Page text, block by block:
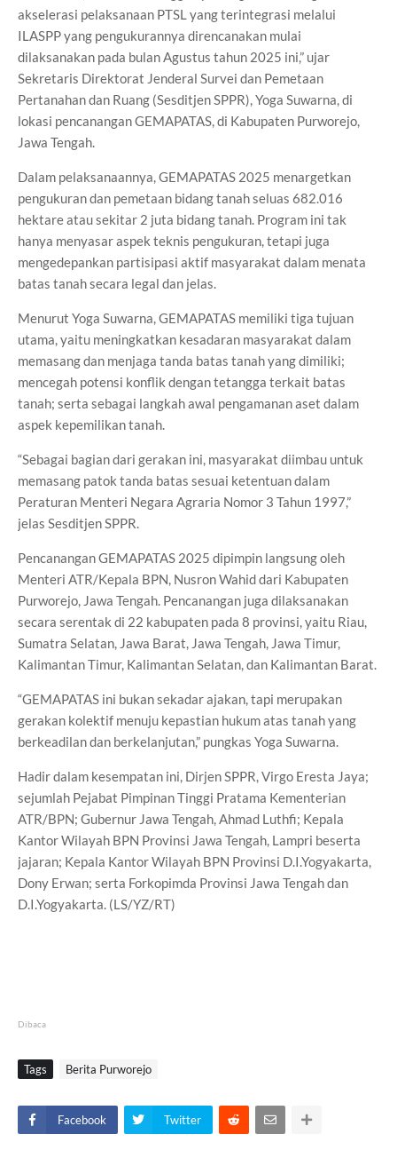
akselerasi pelaksanaan PTSL yang terintegrasi melalui
ILASPP yang pengukurannya direncanakan mulai
dilaksanakan pada bulan Agustus tahun 2025 ini,” ujar
Sekretaris Direktorat Jenderal Survei dan Pemetaan
Pertanahan dan Ruang (Sesditjen SPPR), Yoga Suwarna, di
lokasi pencanangan GEMAPATAS, di Kabupaten Purworejo,
Jawa Tengah.
Dalam pelaksanaannya, GEMAPATAS 2025 menargetkan
pengukuran dan pemetaan bidang tanah seluas 682.016
hektare atau sekitar 2 juta bidang tanah. Program ini tak
hanya menyasar aspek teknis pengukuran, tetapi juga
mengedepankan partisipasi aktif masyarakat dalam menata
batas tanah secara legal dan jelas.
Menurut Yoga Suwarna, GEMAPATAS memiliki tiga tujuan
utama, yaitu meningkatkan kesadaran masyarakat dalam
memasang dan menjaga tanda batas tanah yang dimiliki;
mencegah potensi konflik dengan tetangga terkait batas
tanah; serta sebagai langkah awal pengamanan aset dalam
aspek kepemilikan tanah.
“Sebagai bagian dari gerakan ini, masyarakat diimbau untuk
memasang patok tanda batas sesuai ketentuan dalam
Peraturan Menteri Negara Agraria Nomor 3 Tahun 1997,”
jelas Sesditjen SPPR.
Pencanangan GEMAPATAS 2025 dipimpin langsung oleh
Menteri ATR/Kepala BPN, Nusron Wahid dari Kabupaten
Purworejo, Jawa Tengah. Pencanangan juga dilaksanakan
secara serentak di 22 kabupaten pada 8 provinsi, yaitu Riau,
Sumatra Selatan, Jawa Barat, Jawa Tengah, Jawa Timur,
Kalimantan Timur, Kalimantan Selatan, dan Kalimantan Barat.
“GEMAPATAS ini bukan sekadar ajakan, tapi merupakan
gerakan kolektif menuju kepastian hukum atas tanah yang
berkeadilan dan berkelanjutan,” pungkas Yoga Suwarna.
Hadir dalam kesempatan ini, Dirjen SPPR, Virgo Eresta Jaya;
sejumlah Pejabat Pimpinan Tinggi Pratama Kementerian
ATR/BPN; Gubernur Jawa Tengah, Ahmad Luthfi; Kepala
Kantor Wilayah BPN Provinsi Jawa Tengah, Lampri beserta
jajaran; Kepala Kantor Wilayah BPN Provinsi D.I.Yogyakarta,
Dony Erwan; serta Forkopimda Provinsi Jawa Tengah dan
D.I.Yogyakarta. (LS/YZ/RT)
Dibaca
Tags Berita Purworejo
Facebook Twitter